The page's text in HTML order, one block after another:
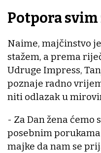
Potpora svim
Naime, majčinstvo
stažem, a prema
Udruge Impress,
poznaje radno
niti odlazak u
- Za Dan žena ćemo
posebnim
majke da nam se